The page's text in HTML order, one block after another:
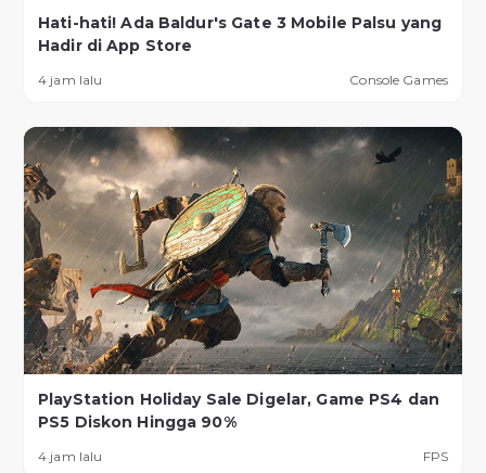
Hati-hati! Ada Baldur's Gate 3 Mobile Palsu yang
Hadir di App Store
4 jam lalu Console Games
PlayStation Holiday Sale Digelar, Game PS4 dan
PS5 Diskon Hingga 90%
4 jam lalu FPS